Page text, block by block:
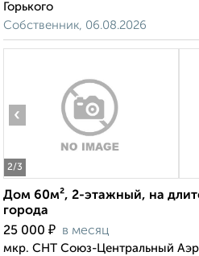
Горького
Собственник, 06.08.2026
2/3
‹
Дом 60м², 2-этажный, на
города
25 000 ₽ в месяц
мкр. СНТ Союз-Центральный